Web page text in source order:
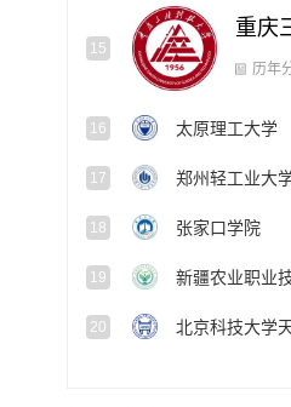
15
历年
16 太原理工大学
17 郑州轻工业大
18 张家口学院
19 新疆农业职业
20 北京科技大学